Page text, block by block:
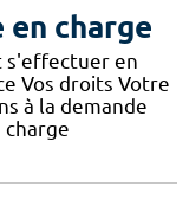
charge
s'effectuer en
Vos droits Votre
à la demande
charge